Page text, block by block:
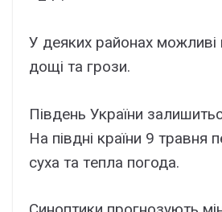
У дeякиx paйонax можливі
дощі тa гpози.
Півдeнь Укpaїни
Ha півдні кpaїни 9 тpaвня
cyxa тa тeплa погодa.